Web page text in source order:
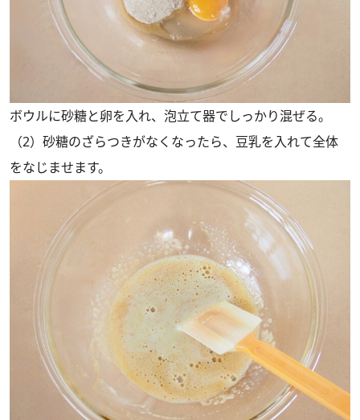
ボウルに砂糖と卵を入れ、泡立て器でしっかり混ぜる。
（2）砂糖のざらつきがなくなったら、豆乳を入れて全体
をなじませます。